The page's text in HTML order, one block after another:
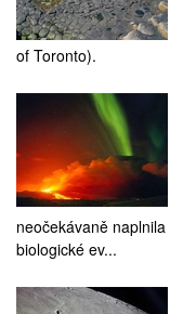
of Toronto).
neočekávaně
biologické ev...